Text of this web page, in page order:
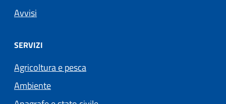
Avvisi
SERVIZI
Agricoltura e pesca
Ambiente